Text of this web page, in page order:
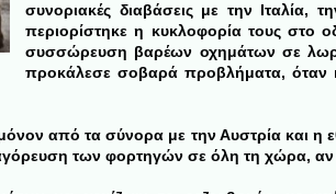
συνοριακές διαβάσεις με την Ιταλία,
περιορίστηκε η κυκλοφορία τους στο
συσσώρευση βαρέων οχημάτων σε
προκάλεσε σοβαρά προβλήματα, όταν
από τα σύνορα με την Αυστρία και η
των φορτηγών σε όλη τη χώρα, αν